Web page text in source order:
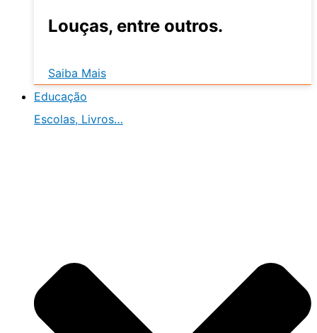
Louças, entre outros.
Saiba Mais
Educação
Escolas, Livros…